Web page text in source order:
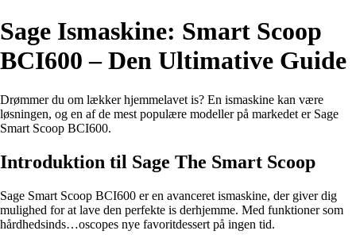
Sage Ismaskine: Smart Scoop
BCI600 – Den Ultimative Guide
Drømmer du om lækker hjemmelavet is? En ismaskine kan være
løsningen, og en af de mest populære modeller på markedet er Sage
Smart Scoop BCI600.
Introduktion til Sage The Smart Scoop
Sage Smart Scoop BCI600 er en avanceret ismaskine, der giver dig
mulighed for at lave den perfekte is derhjemme. Med funktioner som
hårdhedsinds…oscopes nye favoritdessert på ingen tid.